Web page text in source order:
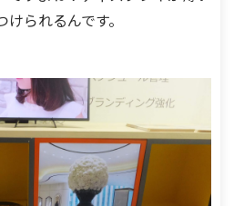
られるんです。